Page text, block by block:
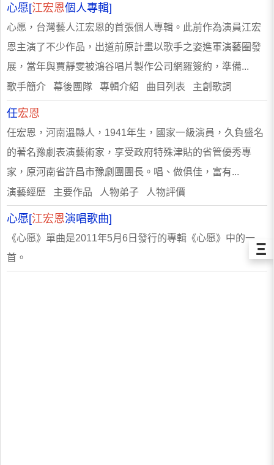
心愿[江宏恩個人專輯]
心愿，台灣藝人江宏恩的首張個人專輯。此前作為演員江宏
恩主演了不少作品，出道前原計畫以歌手之姿進軍演藝圈發
展，當年與賈靜雯被鴻谷唱片製作公司網羅簽約，準備...
歌手簡介 幕後團隊 專輯介紹 曲目列表 主創歌詞
任宏恩
任宏恩，河南溫縣人，1941年生，國家一級演員，久負盛名
的著名豫劇表演藝術家，享受政府特殊津貼的省管優秀專
家，原河南省許昌市豫劇團團長。唱、做俱佳，富有...
演藝經歷 主要作品 人物弟子 人物評價
心愿[江宏恩演唱歌曲]
《心愿》單曲是2011年5月6日發行的專輯《心愿》中的一
首。
Ξ